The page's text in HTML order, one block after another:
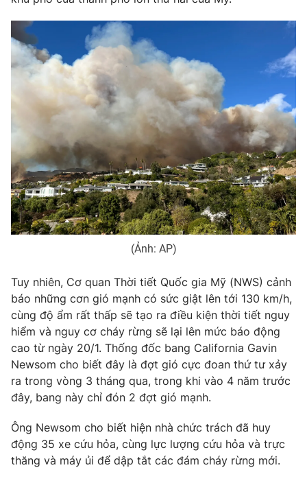
Làm đẹp
Chất lượng cuộc sống
Tuyển sinh
Học trực tuyến
Công nghệ
Hitech Công nghệ tương lai
Sản phẩm
Thị trường
Tư vấn
Giao lưu trực tuyến
Lịch phát sóng
Chuyên mục khác
Emagazine Podcast
Photo Infographic
VTV Money VTV Thể thao
VTV Sức khoẻ Bất động sản
Thị trường 24h Tấm lòng Việt
VTV4 Vươn mình bằng AI
VTV9 VTV8
(Ảnh: AP)
Tuy nhiên, Cơ quan Thời tiết Quốc gia Mỹ (NWS) cảnh
báo những cơn gió mạnh có sức giật lên tới 130 km/h,
cùng độ ẩm rất thấp sẽ tạo ra điều kiện thời tiết nguy
hiểm và nguy cơ cháy rừng sẽ lại lên mức báo động
cao từ ngày 20/1. Thống đốc bang California Gavin
Newsom cho biết đây là đợt gió cực đoan thứ tư xảy
ra trong vòng 3 tháng qua, trong khi vào 4 năm trước
đây, bang này chỉ đón 2 đợt gió mạnh.
Ông Newsom cho biết hiện nhà chức trách đã huy
động 35 xe cứu hỏa, cùng lực lượng cứu hỏa và trực
thăng và máy ủi để dập tắt các đám cháy rừng mới.